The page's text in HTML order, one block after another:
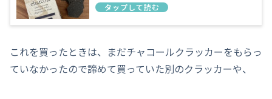
これを買ったときは、まだチャコールクラッカーをもらっ
ていなかったので諦めて買っていた別のクラッカーや、